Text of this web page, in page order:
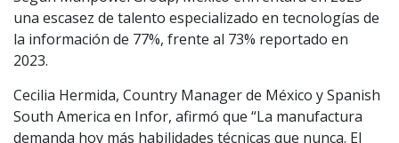
una escasez de talento especializado en tecnologías de
la información de 77%, frente al 73% reportado en
2023.
Cecilia Hermida, Country Manager de México y Spanish
South America en Infor, afirmó que “La manufactura
demanda hoy más habilidades técnicas que nunca. El